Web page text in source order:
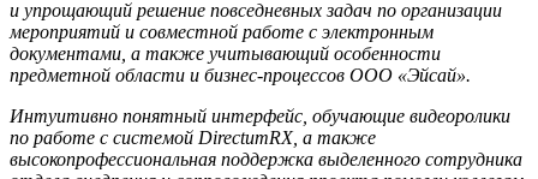
и упрощающий решение повседневных задач по организации
мероприятий и совместной работе с электронным
документами, а также учитывающий особенности
предметной области и бизнес-процессов ООО «Эйсай».
Интуитивно понятный интерфейс, обучающие видеоролики
по работе с системой DirectumRX, а также
высокопрофессиональная поддержка выделенного сотрудника